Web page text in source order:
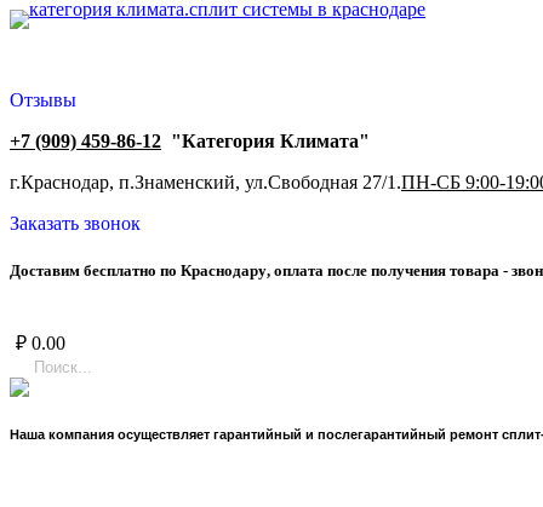
Отзывы
+7 (909) 459-86-12 "Категория Климата"
г.Краснодар, п.Знаменский, ул.Свободная 27/1.ПН-СБ 9:00-
Заказать звонок
Доставим бесплатно по Краснодару, оплата после получения товара - звон
₽ 0.00
Наша компания осуществляет гарантийный и послегарантийный ремонт